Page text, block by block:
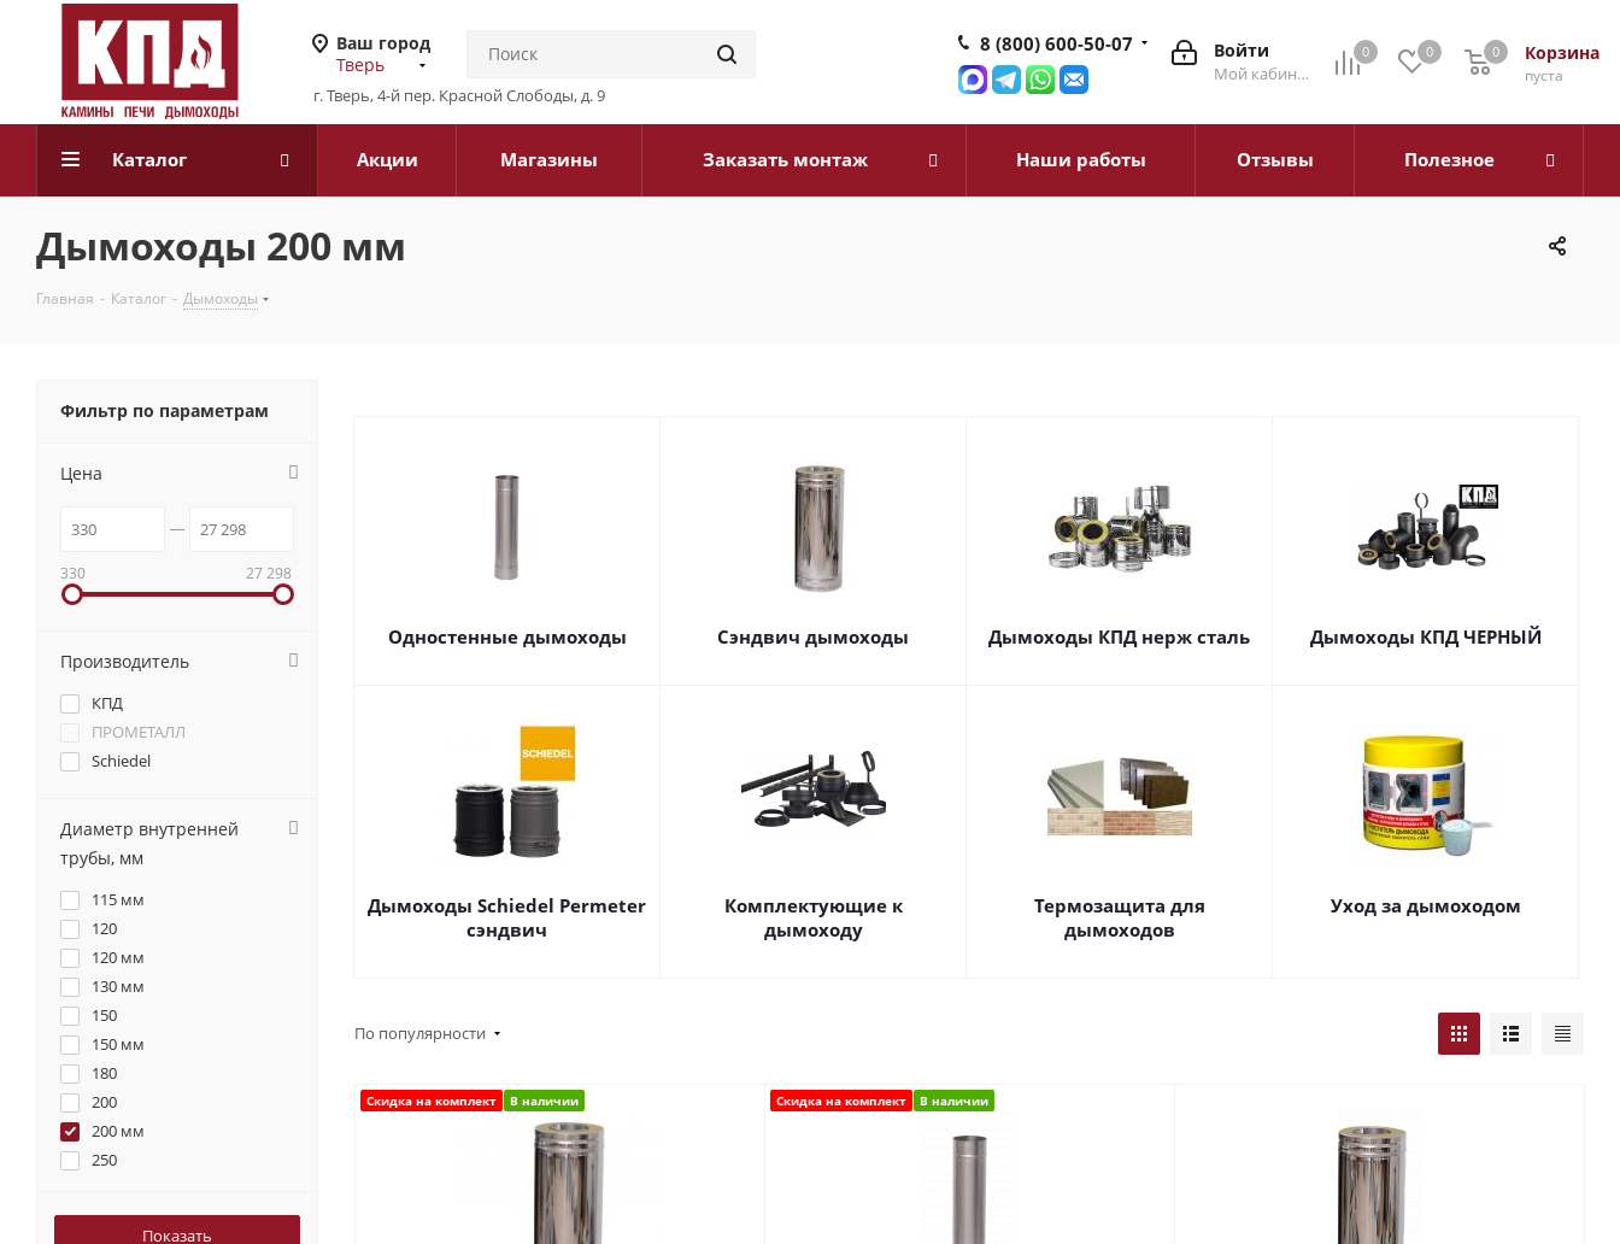
Ваш город
Тверь
г. Тверь, 4-й пер. Красной Слободы, д. 9
0 0 Корзина
0
пуста
0
Войти
Мой кабинет
8 (800) 600-50-07
Каталог Акции Магазины Заказать монтаж Наши работы Отзывы Полезное
Дымоходы 200 мм
Главная - Каталог - Дымоходы
Одностенные дымоходы Сэндвич дымоходы Дымоходы КПД нерж сталь Дымоходы КПД ЧЕРНЫЙ
Дымоходы Schiedel Permeter
сэндвич
Комплектующие к
дымоходу
Термозащита для
дымоходов
Уход за дымоходом
По популярности
Скидка на комплект В наличии Скидка на комплект В наличии
Фильтр по параметрам
Цена
330 27 298
Производитель
КПД
ПРОМЕТАЛЛ
Schiedel
Диаметр внутренней
трубы, мм
115 мм
120
120 мм
130 мм
150
150 мм
180
200
200 мм
250
300 мм